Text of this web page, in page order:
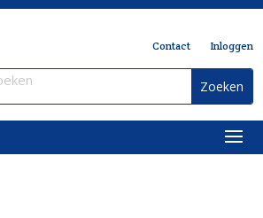
Contact Inloggen